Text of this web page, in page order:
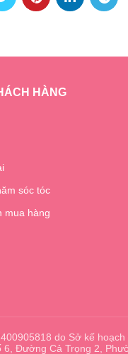
HÀNG
sóc tóc
mua hàng
do Sở kế
6, Đường Cả Trọng 2,